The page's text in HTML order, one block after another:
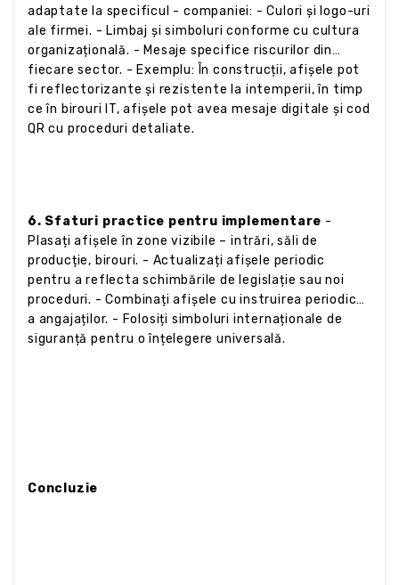
adaptate la specificul - companiei: - Culori și logo-uri
ale firmei. - Limbaj și simboluri conforme cu cultura
organizațională. - Mesaje specifice riscurilor din
fiecare sector. - Exemplu: În construcții, afișele pot
fi reflectorizante și rezistente la intemperii, în timp
ce în birouri IT, afișele pot avea mesaje digitale și cod
QR cu proceduri detaliate.
6. Sfaturi practice pentru implementare -
Plasați afișele în zone vizibile – intrări, săli de
producție, birouri. - Actualizați afișele periodic
pentru a reflecta schimbările de legislație sau noi
proceduri. - Combinați afișele cu instruirea periodică
a angajaților. - Folosiți simboluri internaționale de
siguranță pentru o înțelegere universală.
Concluzie